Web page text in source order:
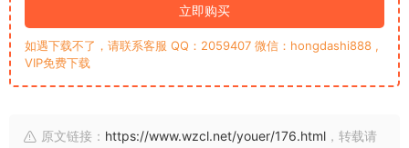
立即购买
如遇下载不了，请联系客服 QQ：2059407 微信：hongdashi888 ,
VIP免费下载
原文链接： https://www.wzcl.net/youer/176.html ，转载请